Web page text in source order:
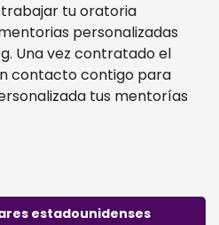
tu oratoria
personalizadas
Una vez contratado el
contacto contigo para
tus mentorías
estadounidenses